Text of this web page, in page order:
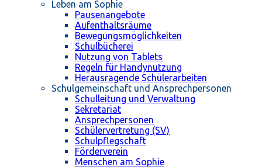
Leben am Sophie
Pausenangebote
Aufenthaltsräume
Bewegungsmöglichkeiten
Schulbücherei
Nutzung von Tablets
Regeln für Handynutzung
Herausragende Schülerarbeiten
Schulgemeinschaft und Ansprechpersonen
Schulleitung und Verwaltung
Sekretariat
Ansprechpersonen
Schülervertretung (SV)
Schulpflegschaft
Förderverein
Menschen am Sophie